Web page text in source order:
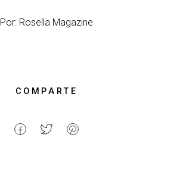
Por: Rosella Magazine
COMPARTE